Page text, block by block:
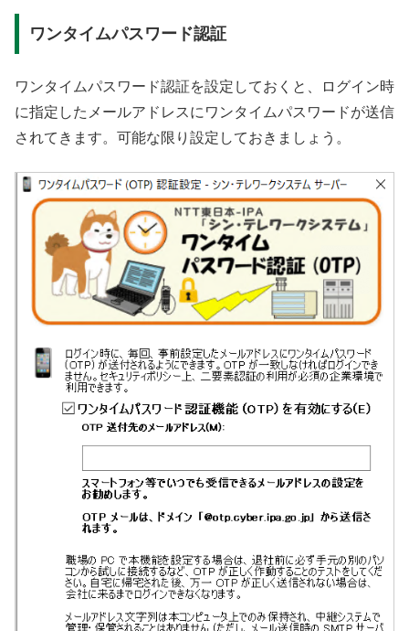
ワンタイムパスワード認証
ワンタイムパスワード認証を設定しておくと、ログイン時
に指定したメールアドレスにワンタイムパスワードが送信
されてきます。可能な限り設定しておきましょう。